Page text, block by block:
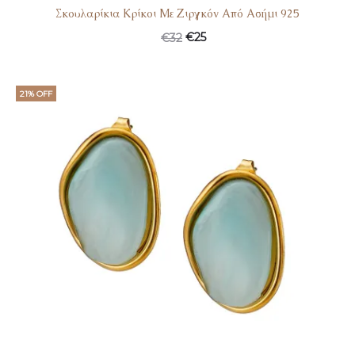
Σκουλαρίκια Κρίκοι Με Ζιργκόν Από Ασήμι 925
€32 €25
21% OFF